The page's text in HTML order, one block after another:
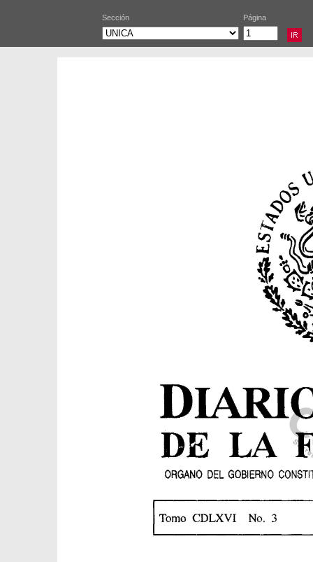
Sección Página